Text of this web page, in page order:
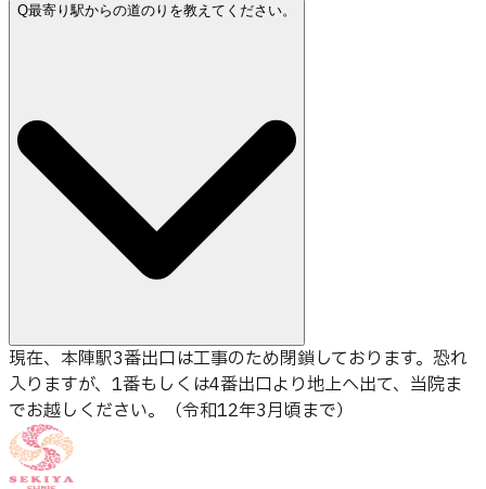
Q最寄り駅からの道のりを教えてください。
現在、本陣駅3番出口は工事のため閉鎖しております。恐れ
入りますが、1番もしくは4番出口より地上へ出て、当院ま
でお越しください。（令和12年3月頃まで）